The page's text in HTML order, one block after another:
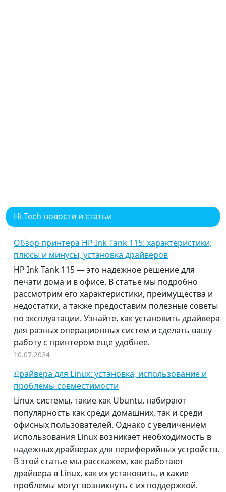
Hi-Tech новости и статьи
Обзор принтера HP Ink Tank 115: характеристики,
плюсы и минусы, установка драйверов
HP Ink Tank 115 — это надежное решение для
печати дома и в офисе. В статье мы подробно
рассмотрим его характеристики, преимущества и
недостатки, а также предоставим полезные советы
по эксплуатации. Узнайте, как установить драйвера
для разных операционных систем и сделать вашу
работу с принтером еще удобнее.
10.07.2024
Драйвера для Linux: установка, использование и
проблемы совместимости
Linux-системы, такие как Ubuntu, набирают
популярность как среди домашних, так и среди
офисных пользователей. Однако с увеличением
использования Linux возникает необходимость в
надёжных драйверах для периферийных устройств.
В этой статье мы расскажем, как работают
драйвера в Linux, как их установить, и какие
проблемы могут возникнуть с их поддержкой.